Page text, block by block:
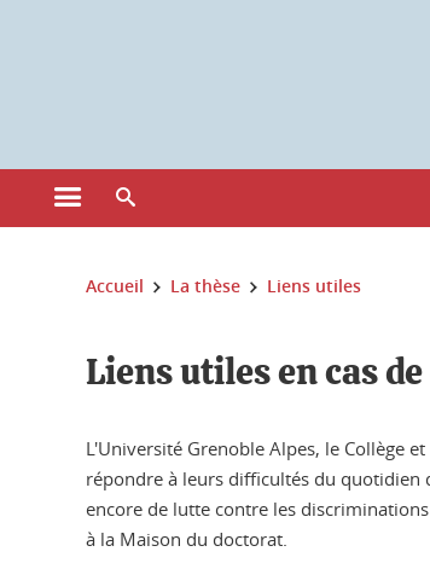
Ouvrir le menu principal
Vous êtes ici :
Accueil La thèse Liens utiles
Liens utiles en cas
L'Université Grenoble Alpes, le Collège
répondre à leurs difficultés du quotidien
encore de lutte contre les
à la Maison du doctorat.